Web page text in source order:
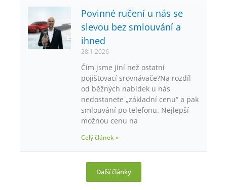
Povinné ručení u nás se
slevou bez smlouvání a
ihned
28.1.2026
Čím jsme jiní než ostatní
pojišťovací srovnávače?Na rozdíl
od běžných nabídek u nás
nedostanete „základní cenu“ a pak
smlouvání po telefonu. Nejlepší
možnou cenu na
Celý článek »
Další články